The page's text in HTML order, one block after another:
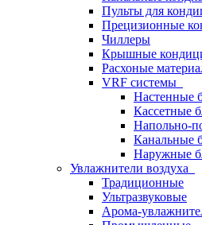
Пульты для
Прецизионные
Чиллеры
Крышные
Расхоные
VRF системы
Настенные
Кассетные
Напольно-
Канальные
Наружные
Увлажнители воздуха
Традиционные
Ультразвуковые
Арома-